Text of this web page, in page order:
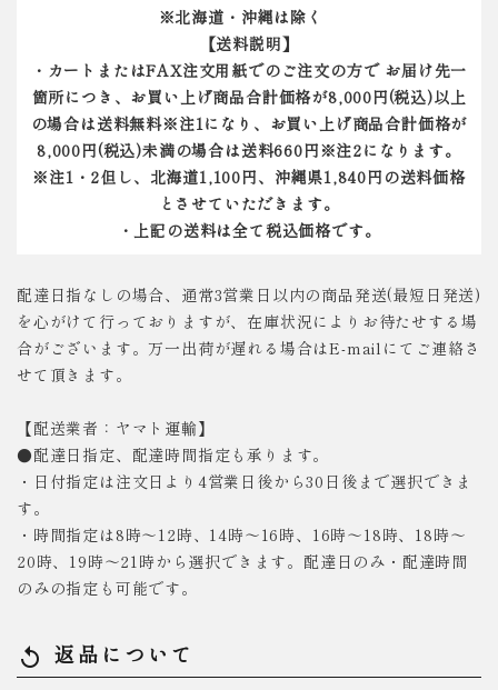
※北海道・沖縄は除く
【送料説明】
・カートまたはFAX注文用紙でのご注文の方で お届け先一
箇所につき、お買い上げ商品合計価格が8,000円(税込)以上
の場合は送料無料※注1になり、お買い上げ商品合計価格が
8,000円(税込)未満の場合は送料660円※注2になります。
※注1・2但し、北海道1,100円、沖縄県1,840円の送料価格
とさせていただきます。
・上記の送料は全て税込価格です。
配達日指なしの場合、通常3営業日以内の商品発送(最短日発送)
を心がけて行っておりますが、在庫状況によりお待たせする場
合がございます。万一出荷が遅れる場合はE-mailにてご連絡さ
せて頂きます。
【配送業者：ヤマト運輸】
●配達日指定、配達時間指定も承ります。
・日付指定は注文日より4営業日後から30日後まで選択できま
す。
・時間指定は8時～12時、14時～16時、16時～18時、18時～
20時、19時～21時から選択できます。配達日のみ・配達時間
のみの指定も可能です。
replay 返品について